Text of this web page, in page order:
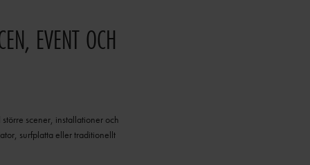
EVENT OCH
scener, installationer och
surfplatta eller traditionellt